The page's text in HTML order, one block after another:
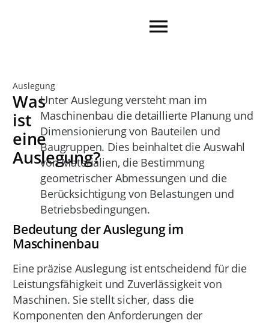
Auslegung
Was
ist
eine
Auslegung?
Unter Auslegung versteht man im
Maschinenbau die detaillierte Planung und
Dimensionierung von Bauteilen und
Baugruppen. Dies beinhaltet die Auswahl
von Materialien, die Bestimmung
geometrischer Abmessungen und die
Berücksichtigung von Belastungen und
Betriebsbedingungen.
Bedeutung der Auslegung im
Maschinenbau
Eine präzise Auslegung ist entscheidend für die
Leistungsfähigkeit und Zuverlässigkeit von
Maschinen. Sie stellt sicher, dass die
Komponenten den Anforderungen der